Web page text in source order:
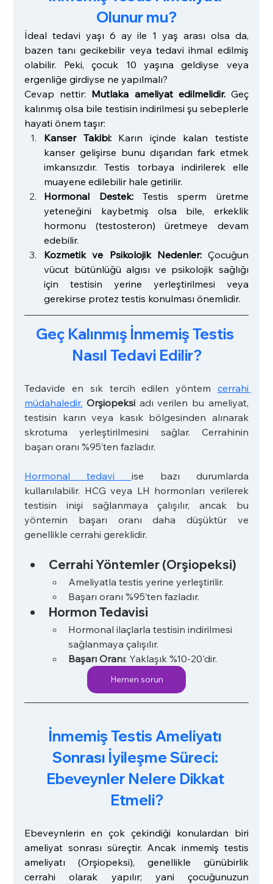
Olunur mu?
İdeal tedavi yaşı 6 ay ile 1 yaş arası olsa da,
bazen tanı gecikebilir veya tedavi ihmal edilmiş
olabilir. Peki, çocuk 10 yaşına geldiyse veya
ergenliğe girdiyse ne yapılmalı?
Cevap nettir: Mutlaka ameliyat edilmelidir. Geç
kalınmış olsa bile testisin indirilmesi şu sebeplerle
hayati önem taşır:
Kanser Takibi: Karın içinde kalan testiste
kanser gelişirse bunu dışarıdan fark etmek
imkansızdır. Testis torbaya indirilerek elle
muayene edilebilir hale getirilir.
Hormonal Destek: Testis sperm üretme
yeteneğini kaybetmiş olsa bile, erkeklik
hormonu (testosteron) üretmeye devam
edebilir.
Kozmetik ve Psikolojik Nedenler: Çocuğun
vücut bütünlüğü algısı ve psikolojik sağlığı
için testisin yerine yerleştirilmesi veya
gerekirse protez testis konulması önemlidir.
Geç Kalınmış İnmemiş Testis
Nasıl Tedavi Edilir?
Tedavide en sık tercih edilen yöntem cerrahi
müdahaledir. Orşiopeksi adı verilen bu ameliyat,
testisin karın veya kasık bölgesinden alınarak
skrotuma yerleştirilmesini sağlar. Cerrahinin
başarı oranı %95’ten fazladır.
Hormonal tedavi ise bazı durumlarda
kullanılabilir. HCG veya LH hormonları verilerek
testisin inişi sağlanmaya çalışılır, ancak bu
yöntemin başarı oranı daha düşüktür ve
genellikle cerrahi gereklidir.
Cerrahi Yöntemler (Orşiopeksi)
Ameliyatla testis yerine yerleştirilir.
Başarı oranı %95’ten fazladır.
Hormon Tedavisi
Hormonal ilaçlarla testisin indirilmesi
sağlanmaya çalışılır.
Başarı Oranı: Yaklaşık %10-20'dir.
Hemen sorun
İnmemiş Testis Ameliyatı
Sonrası İyileşme Süreci:
Ebeveynler Nelere Dikkat
Etmeli?
Ebeveynlerin en çok çekindiği konulardan biri
ameliyat sonrası süreçtir. Ancak inmemiş testis
ameliyatı (Orşiopeksi), genellikle günübirlik
cerrahi olarak yapılır; yani çocuğunuzun